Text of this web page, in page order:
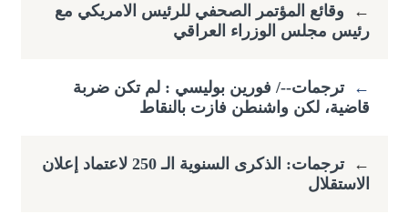
←
وقائع المؤتمر الصحفي للرئيس الامريكي مع
رئيس مجلس الوزراء العراقي
← ترجمات--/ فورين بوليسي : لم تكن ضربة
قاضية، لكن واشنطن فازت بالنقاط
←
ترجمات: الذكرى السنوية الـ 250 لاعتماد إعلان
الاستقلال